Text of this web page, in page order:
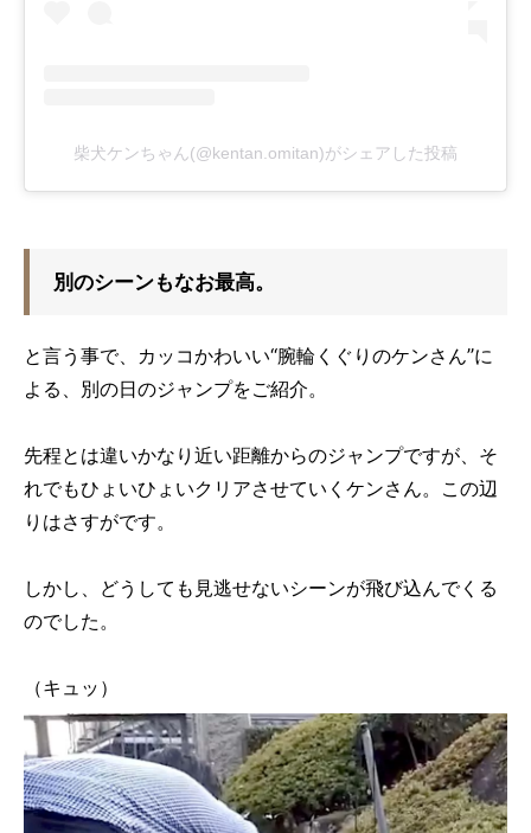
柴犬ケンちゃん(@kentan.omitan)がシェアした投稿
別のシーンもなお最高。
と言う事で、カッコかわいい“腕輪くぐりのケンさん”に
よる、別の日のジャンプをご紹介。
先程とは違いかなり近い距離からのジャンプですが、そ
れでもひょいひょいクリアさせていくケンさん。この辺
りはさすがです。
しかし、どうしても見逃せないシーンが飛び込んでくる
のでした。
（キュッ）